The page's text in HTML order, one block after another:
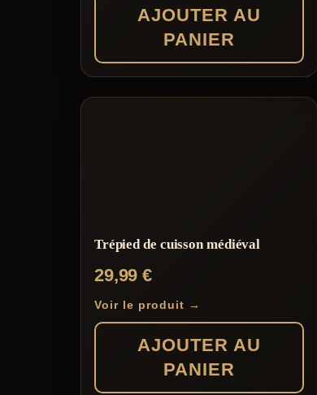
AJOUTER AU
PANIER
Trépied de cuisson médiéval
29,99€
Voir le produit →
AJOUTER AU
PANIER